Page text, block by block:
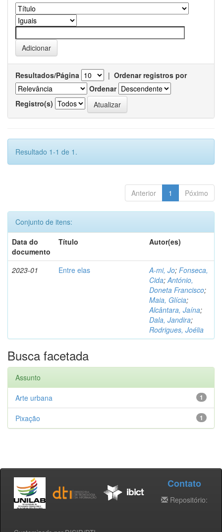
Resultados/Página | Ordenar registros por
Ordenar
Registro(s)
Resultado 1-1 de 1.
Anterior 1 Póximo
Conjunto de itens:
Data do
documento
Título Autor(es)
2023-01 Entre elas A-mi, Jo; Fonseca,
Cida;António,
Doneta Francisco;
Maia, Glícia;
Alcântara, Jaína;
Dala, Jandira;
Rodrigues, Joélia
Busca facetada
Assunto
1
Arte urbana
1
Pixação
Contato
Repositório: